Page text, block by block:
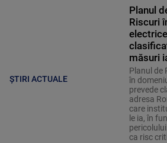
ȘTIRI ACTUALE
Planul
Riscuri
măsuri
Planul de
în
prevede
adresa
care
le ia, în
ca risc